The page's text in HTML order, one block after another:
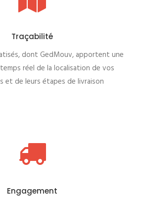
Traçabilité
dont GedMouv, apportent une
réel de la localisation de vos
et de leurs étapes de livraison
Engagement